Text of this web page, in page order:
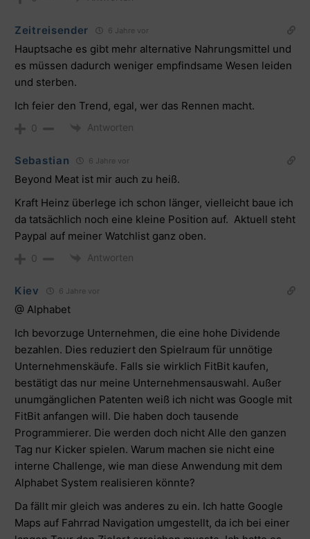
Zeitreisender 6 Jahre vor
Hauptsache es gibt mehr alternative Nahrungsmittel und
es müssen dadurch weniger empfindsame Wesen leiden
und sterben.
Ich feier den Trend, egal, wer das Rennen macht.
0 Antworten
Sebastian 6 Jahre vor
Beyond Meat ist mir auch zu heiß.
Kraft Heinz überlege ich schon länger, vielleicht baue ich
da tatsächlich noch eine kleine Position auf. Aktuell steht
Paypal auf meiner Watchlist ganz oben.
0 Antworten
Kiev 6 Jahre vor
@ Alphabet
Ich bevorzuge Unternehmen, die eine hohe Dividende
bezahlen. Dies reduziert den Spielraum für unnötige
Unternehmenskäufe. Falls sie wirklich FitBit kaufen,
bestätigt das nur meine Unternehmensauswahl. Außer
unumgänglichen Patenten weiß ich nicht was Google mit
FitBit anfangen will. Die haben doch tausende
Programmierer. Die werden doch nicht Alle den ganzen
Tag nur Kicker spielen. Warum machen sie nicht eine
interne Challenge, wie man diese Anwendung mit dem
Alphabet System realisieren könnte?
Da fällt mir gleich was anderes zu ein. Ich hatte Google
Maps auf Fahrrad Navigation umgestellt, da ich bei einer